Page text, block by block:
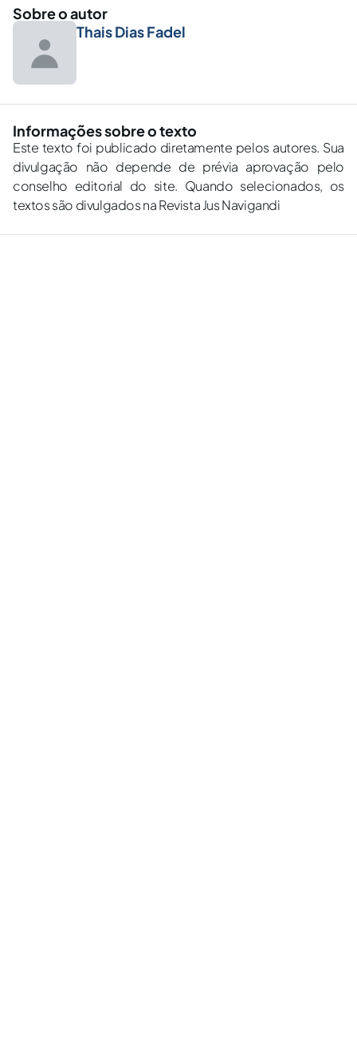
Sobre o autor
Thais Dias Fadel
Informações sobre o texto
Este texto foi publicado diretamente pelos autores. Sua
divulgação não depende de prévia aprovação pelo
conselho editorial do site. Quando selecionados, os
textos são divulgados na Revista Jus Navigandi